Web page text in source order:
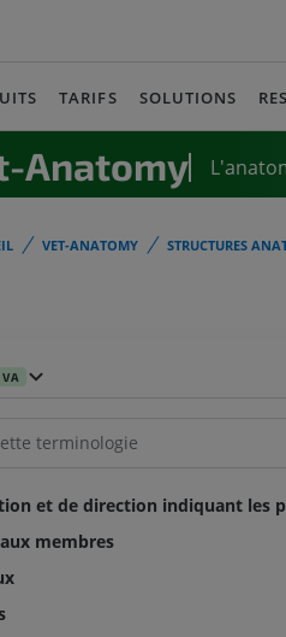
TARIFS SOLUTIONS
Anatomy
VET-ANATOMY STRUCTURES
VA
et de direction indiquant les
membres